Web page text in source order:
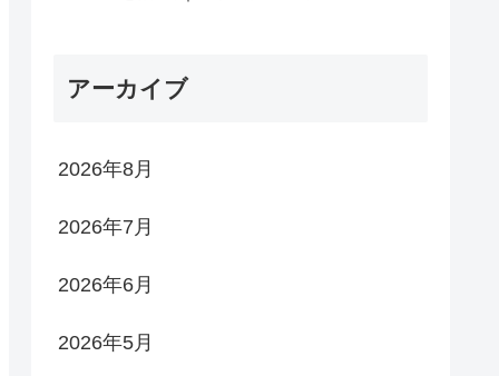
アーカイブ
2026年8月
2026年7月
2026年6月
2026年5月